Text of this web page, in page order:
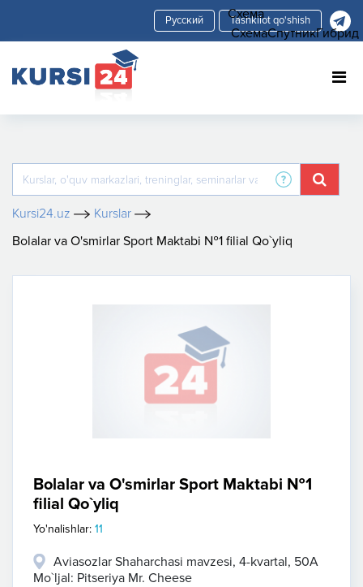
Tashkilot qo'shish
Kursi24.uz
Kurslar
Bolalar va O'smirlar Sport Maktabi №1 filial Qo`yliq
Bolalar va O'smirlar Sport Maktabi №1
filial Qo`yliq
Yo'nalishlar: 11
Aviasozlar Shaharchasi mavzesi, 4-kvartal, 50A
Mo`ljal: Pitseriya Mr. Cheese
Схема
СхемаСпутникГибрид